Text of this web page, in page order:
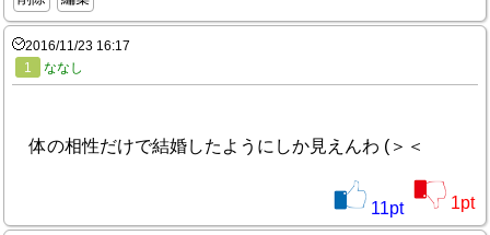
2016/11/23 16:17
1
ななし
体の相性だけで結婚したようにしか見えんわ (＞＜
11pt 1pt